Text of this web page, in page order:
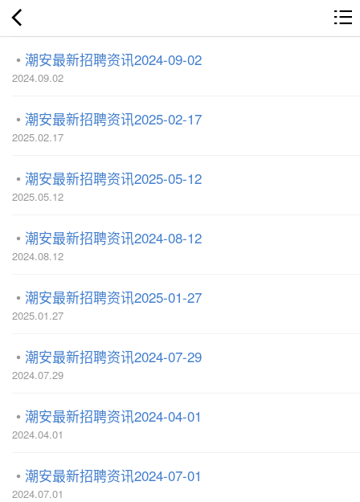
潮安最新招聘资讯2024-09-02
2024.09.02
潮安最新招聘资讯2025-02-17
2025.02.17
潮安最新招聘资讯2025-05-12
2025.05.12
潮安最新招聘资讯2024-08-12
2024.08.12
潮安最新招聘资讯2025-01-27
2025.01.27
潮安最新招聘资讯2024-07-29
2024.07.29
潮安最新招聘资讯2024-04-01
2024.04.01
潮安最新招聘资讯2024-07-01
2024.07.01